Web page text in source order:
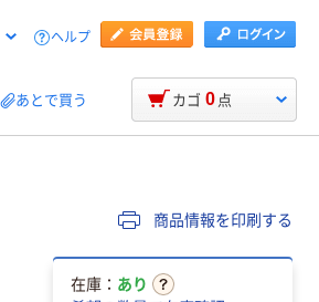
ヘルプ
あとで買う カゴ 0 点
商品情報を印刷する
在庫： あり